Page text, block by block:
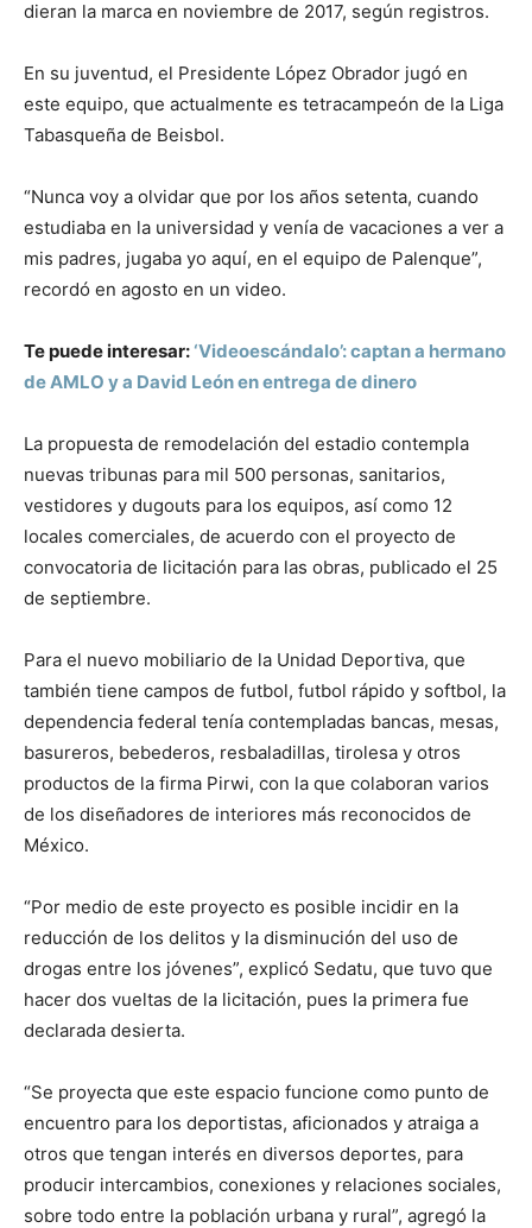
dieran la marca en noviembre de 2017, según registros.
En su juventud, el Presidente López Obrador jugó en
este equipo, que actualmente es tetracampeón de la Liga
Tabasqueña de Beisbol.
“Nunca voy a olvidar que por los años setenta, cuando
estudiaba en la universidad y venía de vacaciones a ver a
mis padres, jugaba yo aquí, en el equipo de Palenque”,
recordó en agosto en un video.
Te puede interesar:‘Videoescándalo’: captan a hermano
de AMLO y a David León en entrega de dinero
La propuesta de remodelación del estadio contempla
nuevas tribunas para mil 500 personas, sanitarios,
vestidores y dugouts para los equipos, así como 12
locales comerciales, de acuerdo con el proyecto de
convocatoria de licitación para las obras, publicado el 25
de septiembre.
Para el nuevo mobiliario de la Unidad Deportiva, que
también tiene campos de futbol, futbol rápido y softbol, la
dependencia federal tenía contempladas bancas, mesas,
basureros, bebederos, resbaladillas, tirolesa y otros
productos de la firma Pirwi, con la que colaboran varios
de los diseñadores de interiores más reconocidos de
México.
“Por medio de este proyecto es posible incidir en la
reducción de los delitos y la disminución del uso de
drogas entre los jóvenes”, explicó Sedatu, que tuvo que
hacer dos vueltas de la licitación, pues la primera fue
declarada desierta.
“Se proyecta que este espacio funcione como punto de
encuentro para los deportistas, aficionados y atraiga a
otros que tengan interés en diversos deportes, para
producir intercambios, conexiones y relaciones sociales,
sobre todo entre la población urbana y rural”, agregó la